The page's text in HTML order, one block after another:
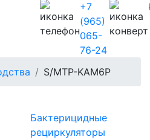
+7
(965)
065-
76-24
S/MTP-KAM6P
Бактерицидные
рециркуляторы